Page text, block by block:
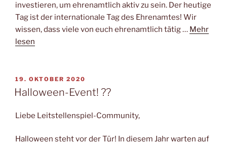
investieren, um ehrenamtlich aktiv zu sein. Der heutige
Tag ist der internationale Tag des Ehrenamtes! Wir
wissen, dass viele von euch ehrenamtlich tätig … Mehr
lesen
VERÖFFENTLICHT
AM
19. OKTOBER 2020
Halloween-Event! ??
Liebe Leitstellenspiel-Community,
Halloween steht vor der Tür! In diesem Jahr warten auf